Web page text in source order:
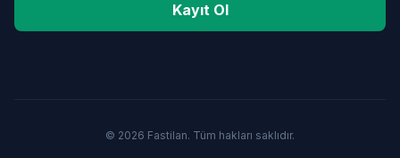
Kayıt Ol
© 2026 Fastilan. Tüm hakları saklıdır.